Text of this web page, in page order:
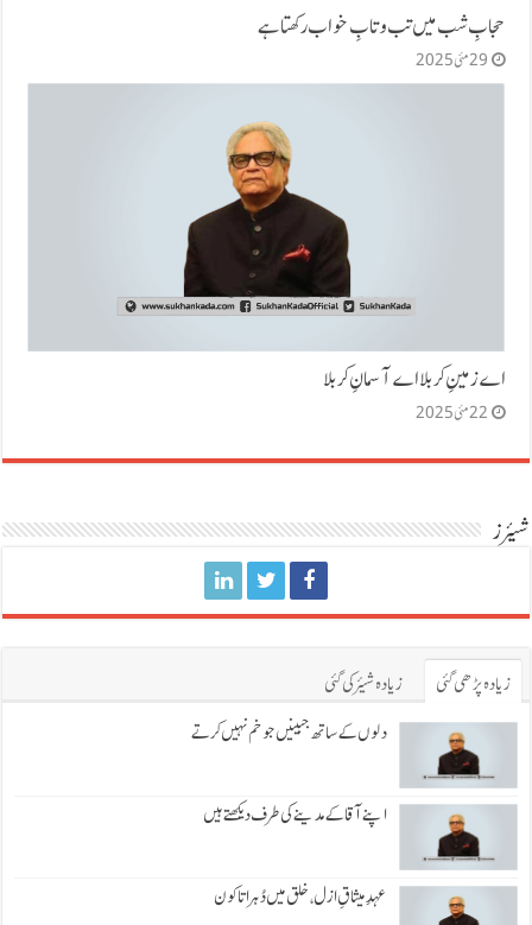
حجابِ شب میں تب و تابِ خواب رکھتا ہے
29 مئی 2025
اے زمینِ کربلا اے آسمانِ کربلا
22 مئی 2025
شیئرز
زیادہ پڑھی گئی زیادہ شیئر کی گئی
دلوں کے ساتھ جبینیں جو خم نہیں کرتے
اپنے آقا کے مدینے کی طرف دیکھتے ہیں
عہدِ میثاقِ ازل، خلق میں دُہراتا کون